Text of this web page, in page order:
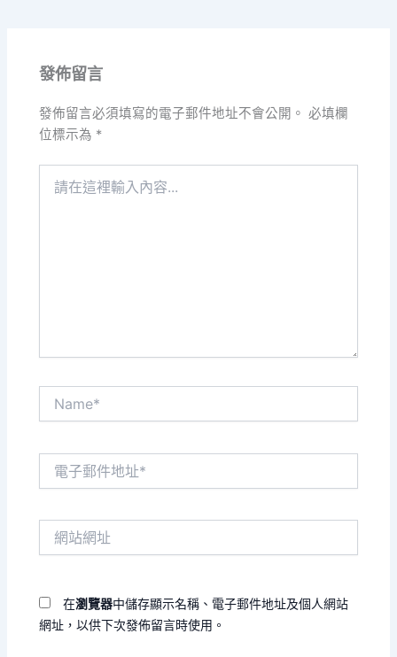
發佈留言
發佈留言必須填寫的電子郵件地址不會公開。 必填欄
位標示為 *
在瀏覽器中儲存顯示名稱、電子郵件地址及個人網站
網址，以供下次發佈留言時使用。